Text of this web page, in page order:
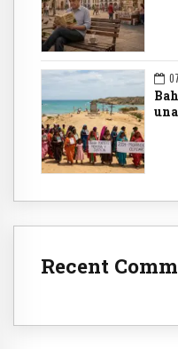
Recent